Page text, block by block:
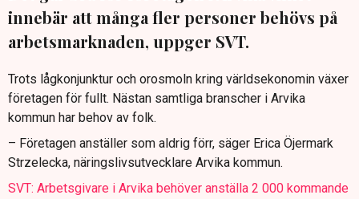
innebär att många fler personer behövs på
arbetsmarknaden, uppger SVT.
Trots lågkonjunktur och orosmoln kring världsekonomin växer
företagen för fullt. Nästan samtliga branscher i Arvika
kommun har behov av folk.
– Företagen anställer som aldrig förr, säger Erica Öjermark
Strzelecka, näringslivsutvecklare Arvika kommun.
SVT: Arbetsgivare i Arvika behöver anställa 2 000 kommande